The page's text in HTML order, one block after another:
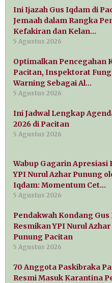
Ini Ijazah Gus Iqdam di
Jemaah dalam Rangka
Kefakiran dan Kelan…
5 Agustus 2026
Optimalkan Pencegahan
Pacitan, Inspektorat
Warning Sebagai Al…
5 Agustus 2026
Ini Jadwal Lengkap
2026 di Pacitan
5 Agustus 2026
Wabup Gagarin Apresiasi
YPI Nurul Azhar Punung
Iqdam: Momentum Cet…
5 Agustus 2026
Pendakwah Kondang
Resmikan YPI Nurul Azhar
Punung Pacitan
5 Agustus 2026
70 Anggota Paskibraka
Resmi Masuk Karantina